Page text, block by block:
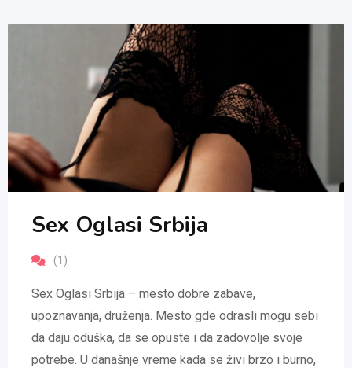
Sex Oglasi Srbija
(1)
Sex Oglasi Srbija – mesto dobre zabave,
upoznavanja, druženja. Mesto gde odrasli mogu sebi
da daju oduška, da se opuste i da zadovolje svoje
potrebe. U današnje vreme kada se živi brzo i burno,